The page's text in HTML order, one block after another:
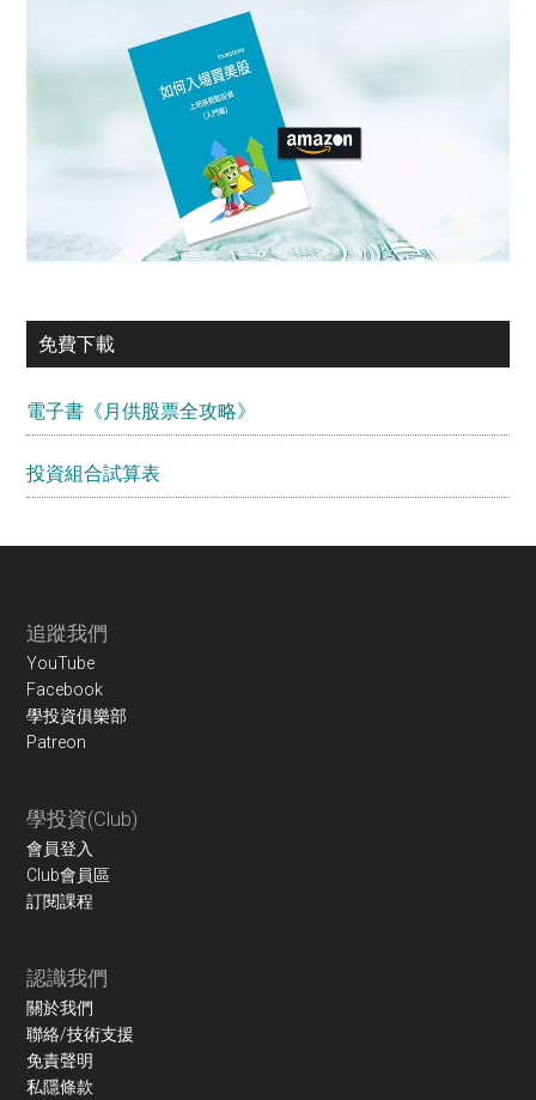
免費下載
電子書《月供股票全攻略》
投資組合試算表
Footer
追蹤我們
YouTube
Facebook
學投資俱樂部
Patreon
學投資(Club)
會員登入
Club會員區
訂閱課程
認識我們
關於我們
聯絡/技術支援
免責聲明
私隱條款